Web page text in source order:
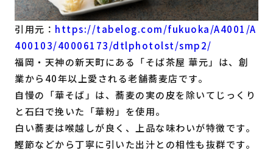
引用元： https://tabelog.com/fukuoka/A4001/A
400103/40006173/dtlphotolst/smp2/
福岡・天神の新天町にある「そば茶屋 華元」は、創
業から40年以上愛される老舗蕎麦店です。
自慢の「華そば」は、蕎麦の実の皮を除いてじっくり
と石臼で挽いた「華粉」を使用。
白い蕎麦は喉越しが良く、上品な味わいが特徴です。
鰹節などから丁寧に引いた出汁との相性も抜群です。